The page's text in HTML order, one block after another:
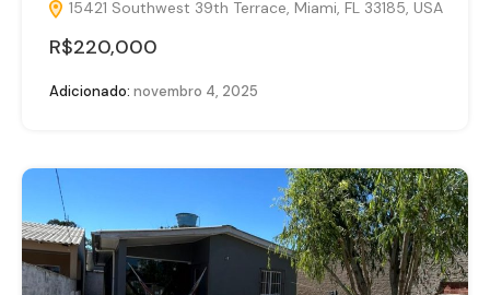
15421 Southwest 39th Terrace, Miami, FL 33185, USA
R$220,000
Adicionado: novembro 4, 2025